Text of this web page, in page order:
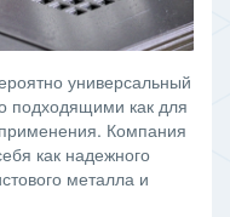
универсальный
подходящими как для
Компания
как надежного
металла и